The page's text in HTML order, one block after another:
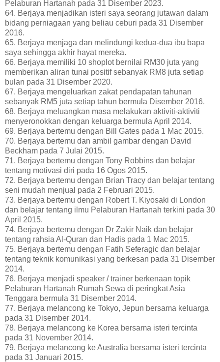
Pelaburan Hartanah pada 31 Disember 2023.
64. Berjaya menjadikan isteri saya seorang jutawan dalam
bidang perniagaan yang beliau ceburi pada 31 Disember
2016.
65. Berjaya menjaga dan melindungi kedua-dua ibu bapa
saya sehingga akhir hayat mereka.
66. Berjaya memiliki 10 shoplot bernilai RM30 juta yang
memberikan aliran tunai positif sebanyak RM8 juta setiap
bulan pada 31 Disember 2020.
67. Berjaya mengeluarkan zakat pendapatan tahunan
sebanyak RM5 juta setiap tahun bermula Disember 2016.
68. Berjaya meluangkan masa melakukan aktiviti-aktiviti
menyeronokkan dengan keluarga bermula April 2014.
69. Berjaya bertemu dengan Bill Gates pada 1 Mac 2015.
70. Berjaya bertemu dan ambil gambar dengan David
Beckham pada 7 Julai 2015.
71. Berjaya bertemu dengan Tony Robbins dan belajar
tentang motivasi diri pada 16 Ogos 2015.
72. Berjaya bertemu dengan Brian Tracy dan belajar tentang
seni mudah menjual pada 2 Februari 2015.
73. Berjaya bertemu dengan Robert T. Kiyosaki di London
dan belajar tentang ilmu Pelaburan Hartanah terkini pada 30
April 2015.
74. Berjaya bertemu dengan Dr Zakir Naik dan belajar
tentang rahsia Al-Quran dan Hadis pada 1 Mac 2015.
75. Berjaya bertemu dengan Fatih Seferagic dan belajar
tentang teknik komunikasi yang berkesan pada 31 Disember
2014.
76. Berjaya menjadi speaker / trainer berkenaan topik
Pelaburan Hartanah Rumah Sewa di peringkat Asia
Tenggara bermula 31 Disember 2014.
77. Berjaya melancong ke Tokyo, Jepun bersama keluarga
pada 31 Disember 2014.
78. Berjaya melancong ke Korea bersama isteri tercinta
pada 31 November 2014.
79. Berjaya melancong ke Australia bersama isteri tercinta
pada 31 Januari 2015.